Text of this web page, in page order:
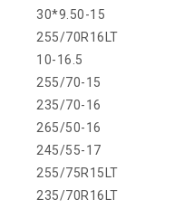
30*9.50-15
255/70R16LT
10-16.5
255/70-15
235/70-16
265/50-16
245/55-17
255/75R15LT
235/70R16LT